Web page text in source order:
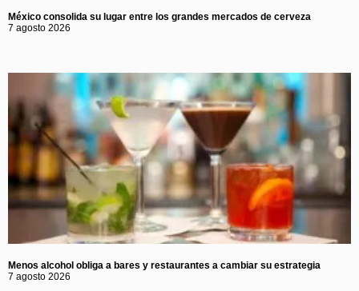
México consolida su lugar entre los grandes mercados de cerveza
7 agosto 2026
Menos alcohol obliga a bares y restaurantes a cambiar su estrategia
7 agosto 2026